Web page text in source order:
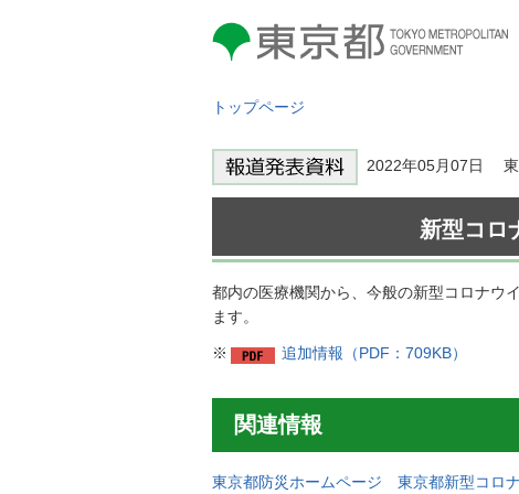
東京都 TOKYO METROPOLITAN
GOVERNMENT
トップページ
2022年05月07日 東
新型コロ
都内の医療機関から、今般の新型コロナウ
ます。
※ 追加情報（PDF：709KB）
関連情報
東京都防災ホームページ 東京都新型コロ